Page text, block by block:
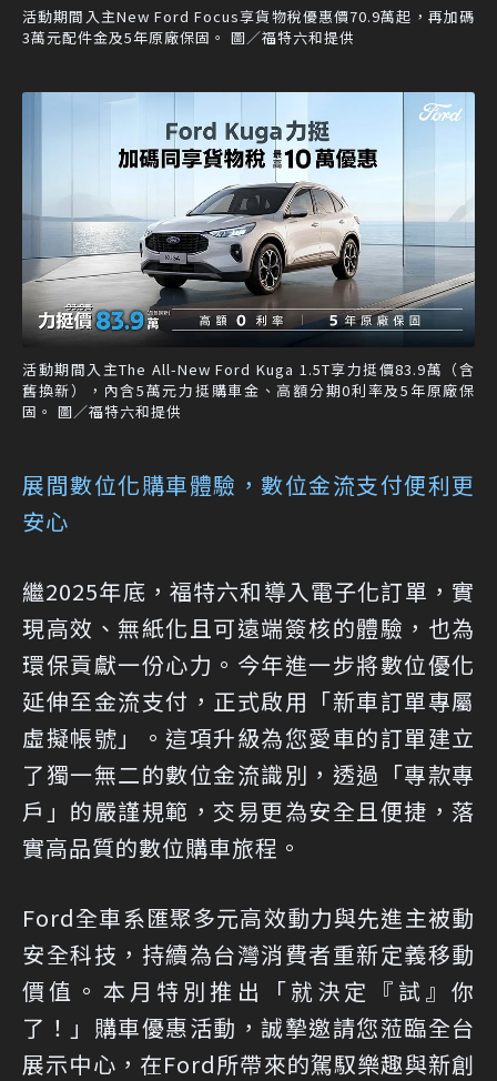
活動期間入主New Ford Focus享貨物稅優惠價70.9萬起，再加碼
3萬元配件金及5年原廠保固。 圖／福特六和提供
活動期間入主The All-New Ford Kuga 1.5T享力挺價83.9萬（含
舊換新），內含5萬元力挺購車金、高額分期0利率及5年原廠保
固。 圖／福特六和提供
展間數位化購車體驗，數位金流支付便利更
安心
繼2025年底，福特六和導入電子化訂單，實
現高效、無紙化且可遠端簽核的體驗，也為
環保貢獻一份心力。今年進一步將數位優化
延伸至金流支付，正式啟用「新車訂單專屬
虛擬帳號」。這項升級為您愛車的訂單建立
了獨一無二的數位金流識別，透過「專款專
戶」的嚴謹規範，交易更為安全且便捷，落
實高品質的數位購車旅程。
Ford全車系匯聚多元高效動力與先進主被動
安全科技，持續為台灣消費者重新定義移動
價值。本月特別推出「就決定『試』你
了！」購車優惠活動，誠摯邀請您蒞臨全台
展示中心，在Ford所帶來的駕馭樂趣與新創